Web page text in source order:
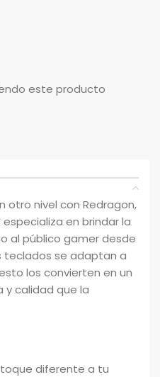
este producto
otro nivel con Redragon,
en brindar la
al público gamer desde
teclados se adaptan a
los convierten en un
y calidad que la
diferente a tu